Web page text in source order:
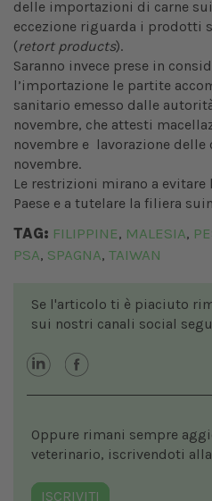
delle importazioni di carne
eccezione riguarda i prodotti
(retort products).
Saranno invece prese in
l’importazione le partite
sanitario emesso dalle
novembre, che attesti
novembre e lavorazione delle
novembre.
Le restrizioni mirano a evitare
Paese e a tutelare la filiera
TAG: FILIPPINE, MALESIA,
PSA, SPAGNA, TAIWAN
Se l'articolo ti è piaciuto
sui nostri canali social
Oppure rimani sempre
veterinario, iscrivendoti
ISCRIVITI